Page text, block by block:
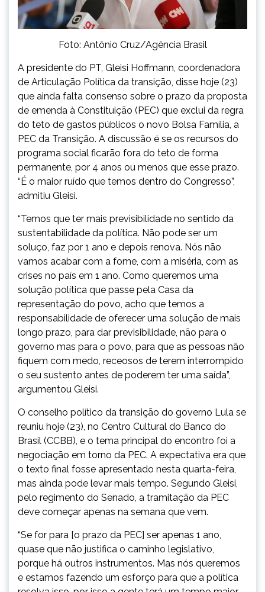
Foto: Antônio Cruz/Agência Brasil
A presidente do PT, Gleisi Hoffmann, coordenadora
de Articulação Política da transição, disse hoje (23)
que ainda falta consenso sobre o prazo da proposta
de emenda à Constituição (PEC) que exclui da regra
do teto de gastos públicos o novo Bolsa Família, a
PEC da Transição. A discussão é se os recursos do
programa social ficarão fora do teto de forma
permanente, por 4 anos ou menos que esse prazo.
“É o maior ruído que temos dentro do Congresso”,
admitiu Gleisi.
“Temos que ter mais previsibilidade no sentido da
sustentabilidade da política. Não pode ser um
soluço, faz por 1 ano e depois renova. Nós não
vamos acabar com a fome, com a miséria, com as
crises no país em 1 ano. Como queremos uma
solução política que passe pela Casa da
representação do povo, acho que temos a
responsabilidade de oferecer uma solução de mais
longo prazo, para dar previsibilidade, não para o
governo mas para o povo, para que as pessoas não
fiquem com medo, receosos de terem interrompido
o seu sustento antes de poderem ter uma saída”,
argumentou Gleisi.
O conselho político da transição do governo Lula se
reuniu hoje (23), no Centro Cultural do Banco do
Brasil (CCBB), e o tema principal do encontro foi a
negociação em torno da PEC. A expectativa era que
o texto final fosse apresentado nesta quarta-feira,
mas ainda pode levar mais tempo. Segundo Gleisi,
pelo regimento do Senado, a tramitação da PEC
deve começar apenas na semana que vem.
“Se for para [o prazo da PEC] ser apenas 1 ano,
quase que não justifica o caminho legislativo,
porque há outros instrumentos. Mas nós queremos
e estamos fazendo um esforço para que a política